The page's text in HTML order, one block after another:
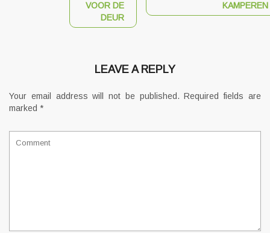
VOOR DE
DEUR
KAMPEREN
LEAVE A REPLY
Your email address will not be published. Required fields are
marked *